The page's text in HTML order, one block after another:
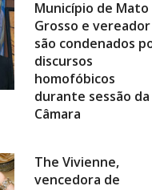
Grosso e vereador
são condenados por
discursos
homofóbicos
durante sessão da
Câmara
vencedora de
‘RuPaul’s Drag Race